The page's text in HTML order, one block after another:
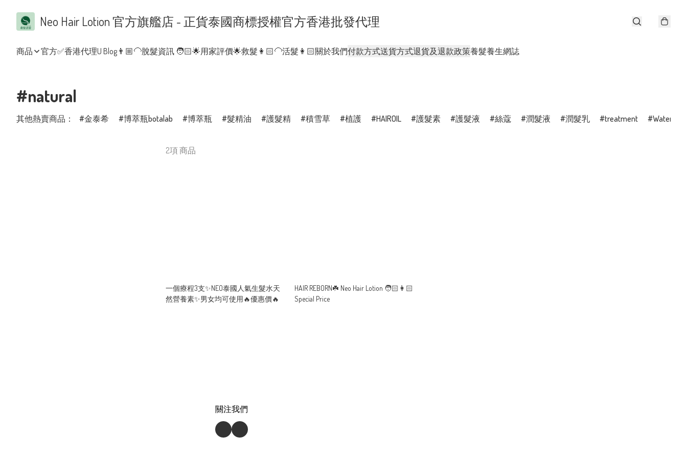
Neo Hair Lotion 官方旗艦店 - 正貨泰國商標授權官方香港批發代理
商品 官方✅香港代理U Blog👨🏼‍🦲脫髮資訊 🧑🏻🌟用家評價🌟救髮👩🏻‍🦲活髮👩🏻關於我們付款方式送貨方式退貨及退款政策養髮養生網誌
#natural
其他熱賣商品： 金泰希 博萃瓶botalab 博萃瓶 髮精油 護髮精 積雪草 植護 HAIROIL 護髮素 護髮液 絲蔻 潤髮液 潤髮乳 treatment
2項 商品
一個療程3支✨NEO泰國人氣生髮水天
然營養素✨男女均可使用🔥優惠價🔥
HAIR REBORN☘️ Neo Hair Lotion 🧑🏻👩🏻
Special Price
關注我們